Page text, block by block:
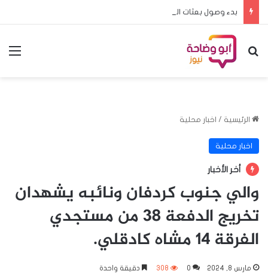
بحث عن
الرئيسية / اخبار محلية
اخبار محلية
أخر الأخبار
والي جنوب كردفان ونائبه يشهدان
تخريج الدفعة ٣٨ من مستجدي
الفرقة ١٤ مشاه كادقلي.
مارس 8, 2024 0
308 دقيقة واحدة